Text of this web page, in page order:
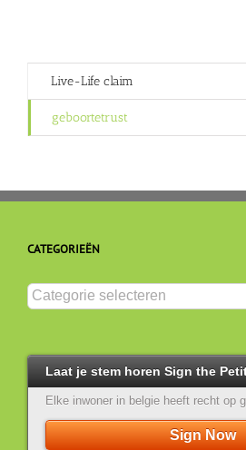
Live-Life claim
geboortetrust
CATEGORIEËN
Categorieën
Laat je stem horen Sign the
Elke inwoner in belgie heeft recht op
Sign Now